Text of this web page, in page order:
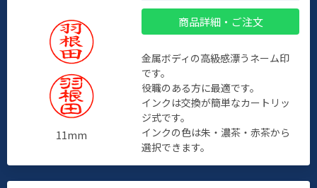
11mm
商品詳細・ご注文
金属ボディの高級感漂うネーム印
です。
役職のある方に最適です。
インクは交換が簡単なカートリッ
ジ式です。
インクの色は朱・濃茶・赤茶から
選択できます。